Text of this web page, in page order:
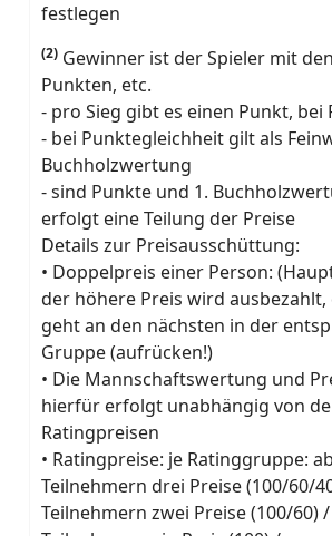
festlegen
(2) Gewinner ist der Spieler mit
Punkten, etc.
- pro Sieg gibt es einen Punkt, bei
- bei Punktegleichheit gilt als
Buchholzwertung
- sind Punkte und 1.
erfolgt eine Teilung der Preise
Details zur Preisausschüttung:
• Doppelpreis einer Person:
der höhere Preis wird
geht an den nächsten in der
Gruppe (aufrücken!)
• Die Mannschaftswertung und
hierfür erfolgt unabhängig von
Ratingpreisen
• Ratingpreise: je Ratinggruppe:
Teilnehmern drei Preise (100/60/
Teilnehmern zwei Preise (100/60)